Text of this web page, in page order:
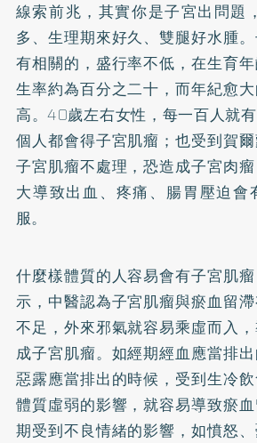
線索前兆，其實你是子宮出問題
多、生理期來好久、雙腿好水腫
有相關的，盛行率不低，在生育
生率約為百分之二十，而年紀愈
高。40歲左右女性，每一百人就
個人都會得子宮肌瘤；也受到賀
子宮肌瘤不處理，恐造成子宮肉
大導致出血、疼痛、腸胃壓迫會
服。
什麼樣體質的人容易會有子宮肌
示，中醫認為子宮肌瘤與瘀血留
不足，外來邪氣就容易乘虛而入
成子宮肌瘤。如經期經血應當排
惡露應當排出的時候，受到生冷
體質虛弱的影響，就容易導致瘀
期受到不良情緒的影響，如憤怒